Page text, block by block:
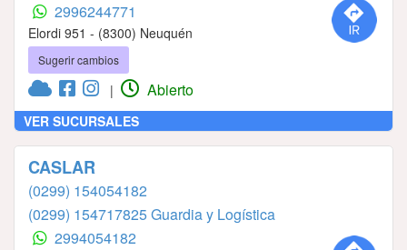
2996244771
Elordi 951 - (8300) Neuquén
Sugerir cambios
| Abierto
VER SUCURSALES
CASLAR
(0299) 154054182
(0299) 154717825 Guardia y Logística
2994054182